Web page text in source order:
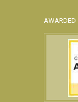
AWARDED